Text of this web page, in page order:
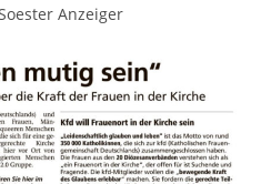
Anzeiger